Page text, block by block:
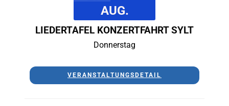
AUG.
LIEDERTAFEL KONZERTFAHRT SYLT
Donnerstag
VERANSTALTUNGSDETAIL